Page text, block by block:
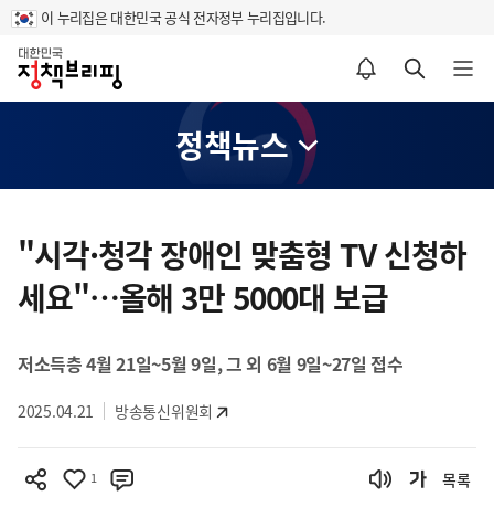
이 누리집은 대한민국 공식 전자정부 누리집입니다.
홈
알림설정 바로가기 검색 바로가기 메뉴 열기
정책뉴스
텐
영
"시각·청각 장애인 맞춤형 TV 신청하
세요"…올해 3만 5000대 보급
저소득층 4월 21일~5월 9일, 그 외 6월 9일~27일 접수
2025.04.21 방송통신위원회
1 목록